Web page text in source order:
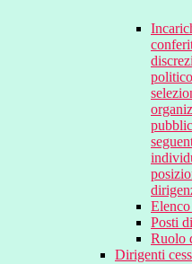
Posti
Ruolo
Dirigenti